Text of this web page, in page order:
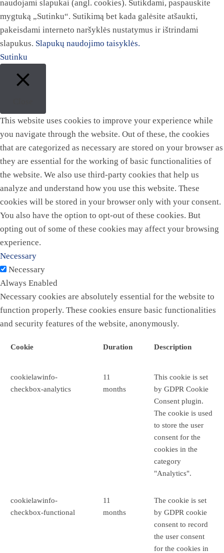
naudojami slapukai (angl. cookies). Sutikdami, paspauskite
mygtuką „Sutinku“. Sutikimą bet kada galėsite atšaukti,
pakeisdami interneto naršyklės nustatymus ir ištrindami
slapukus. Slapukų naudojimo taisyklės.
Sutinku
This website uses cookies to improve your experience while
you navigate through the website. Out of these, the cookies
that are categorized as necessary are stored on your browser as
they are essential for the working of basic functionalities of
the website. We also use third-party cookies that help us
analyze and understand how you use this website. These
cookies will be stored in your browser only with your consent.
You also have the option to opt-out of these cookies. But
opting out of some of these cookies may affect your browsing
experience.
Necessary
Necessary
Always Enabled
Necessary cookies are absolutely essential for the website to
function properly. These cookies ensure basic functionalities
and security features of the website, anonymously.
Cookie Duration Description
cookielawinfo-
checkbox-analytics
11
months
This cookie is set
by GDPR Cookie
Consent plugin.
The cookie is used
to store the user
consent for the
cookies in the
category
"Analytics".
cookielawinfo-
checkbox-functional
11
months
The cookie is set
by GDPR cookie
consent to record
the user consent
for the cookies in